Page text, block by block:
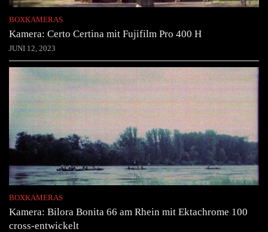
BOXKAMERAS
Kamera: Certo Certina mit Fujifilm Pro 400 H
JUNI 12, 2023
BOXKAMERAS
Kamera: Bilora Bonita 66 am Rhein mit Ektachrome 100
cross-entwickelt